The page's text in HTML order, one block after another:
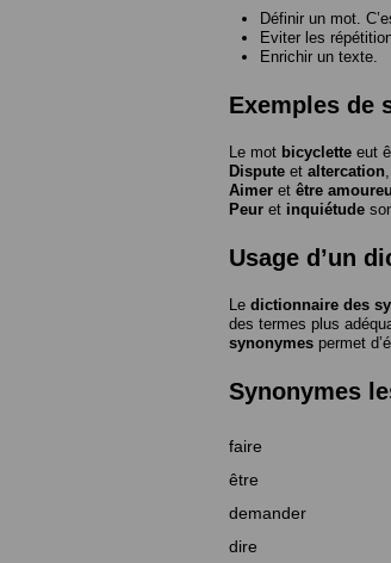
Définir un mot.
Eviter les
Enrichir un texte.
Exemples de
Le mot bicyclette eut
Dispute et altercation
Aimer et être
Peur et inquiétude
Usage d’un
Le dictionnaire des
des termes plus
synonymes permet
Synonymes
faire
être
demander
dire